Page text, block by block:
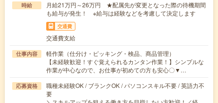
時給
月給21万円～26万円 ★配属先が変更となった際の待機期間
も給与が発生！ ※給与は経験などを考慮して決定します
交通費
交通費支給
仕事内容
軽作業（仕分け・ピッキング・検品、商品管理）
【未経験歓迎！すぐ覚えられるカンタン作業！】シンプルな
作業が中心なので、お仕事が初めての方も安心〇▼…
応募資格
職種未経験OK / ブランクOK / パソコンスキル不要 / 英語力不
要